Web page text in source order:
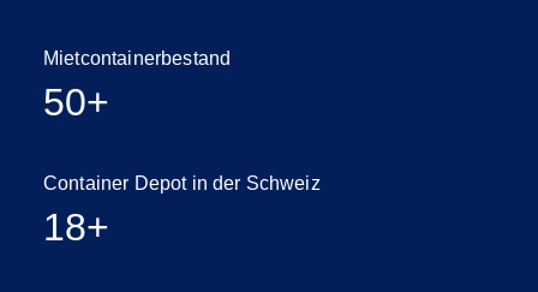
Mietcontainerbestand
50+
Container Depot in der Schweiz
18+